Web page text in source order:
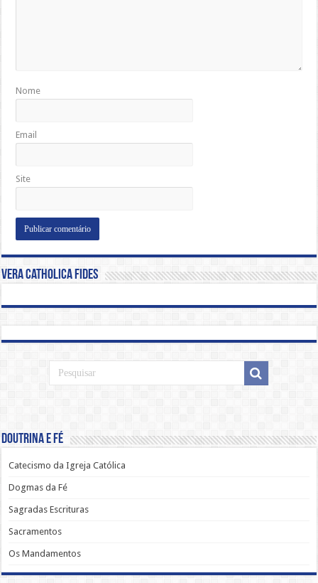
Nome
Email
Site
Vera Catholica Fides
Doutrina e Fé
Catecismo da Igreja Católica
Dogmas da Fé
Sagradas Escrituras
Sacramentos
Os Mandamentos